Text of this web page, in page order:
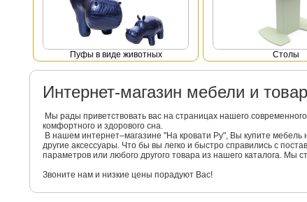
Пуфы в виде животных Столы
Интернет-магазин мебели и
Мы рады приветствовать вас на страницах нашего
комфортного и здорового сна.
В нашем интернет–магазине "На кровати Ру", Вы купите мебель
другие аксессуары. Что бы вы легко и быстро справились с
параметров или любого другого товара из нашего каталога.
Звоните нам и низкие цены порадуют Вас!